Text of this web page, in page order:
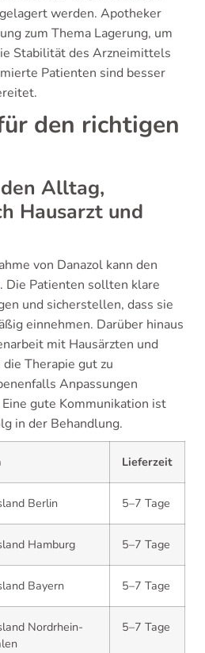
werden. Apotheker
zum Thema Lagerung, um
Stabilität des Arzneimittels
Patienten sind besser
den richtigen
Alltag,
Hausarzt und
von Danazol kann den
Die Patienten sollten klare
und sicherstellen, dass sie
einnehmen. Darüber hinaus
mit Hausärzten und
Therapie gut zu
Anpassungen
gute Kommunikation ist
in der Behandlung.
Lieferzeit
Berlin 5–7 Tage
Hamburg 5–7 Tage
Bayern 5–7 Tage
Nordrhein-
5–7 Tage